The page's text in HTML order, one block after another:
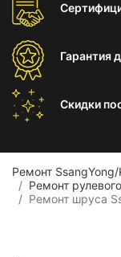
Гарантия
Скидки
Ремонт SsangYong/
Ремонт
Ремонт шруса